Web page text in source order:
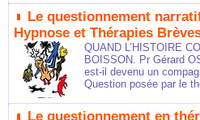
Le questionnement
Hypnose et Thérapies
QUAND L’HISTOIRE
BOISSON. Pr Gérard
est-il devenu un
Question posée par le
Le questionnement en